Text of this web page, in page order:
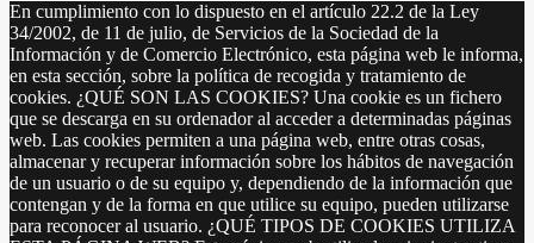
En cumplimiento con lo dispuesto en el artículo 22.2 de la Ley
34/2002, de 11 de julio, de Servicios de la Sociedad de la
Información y de Comercio Electrónico, esta página web le informa,
en esta sección, sobre la política de recogida y tratamiento de
cookies. ¿QUÉ SON LAS COOKIES? Una cookie es un fichero
que se descarga en su ordenador al acceder a determinadas páginas
web. Las cookies permiten a una página web, entre otras cosas,
almacenar y recuperar información sobre los hábitos de navegación
de un usuario o de su equipo y, dependiendo de la información que
contengan y de la forma en que utilice su equipo, pueden utilizarse
para reconocer al usuario. ¿QUÉ TIPOS DE COOKIES UTILIZA